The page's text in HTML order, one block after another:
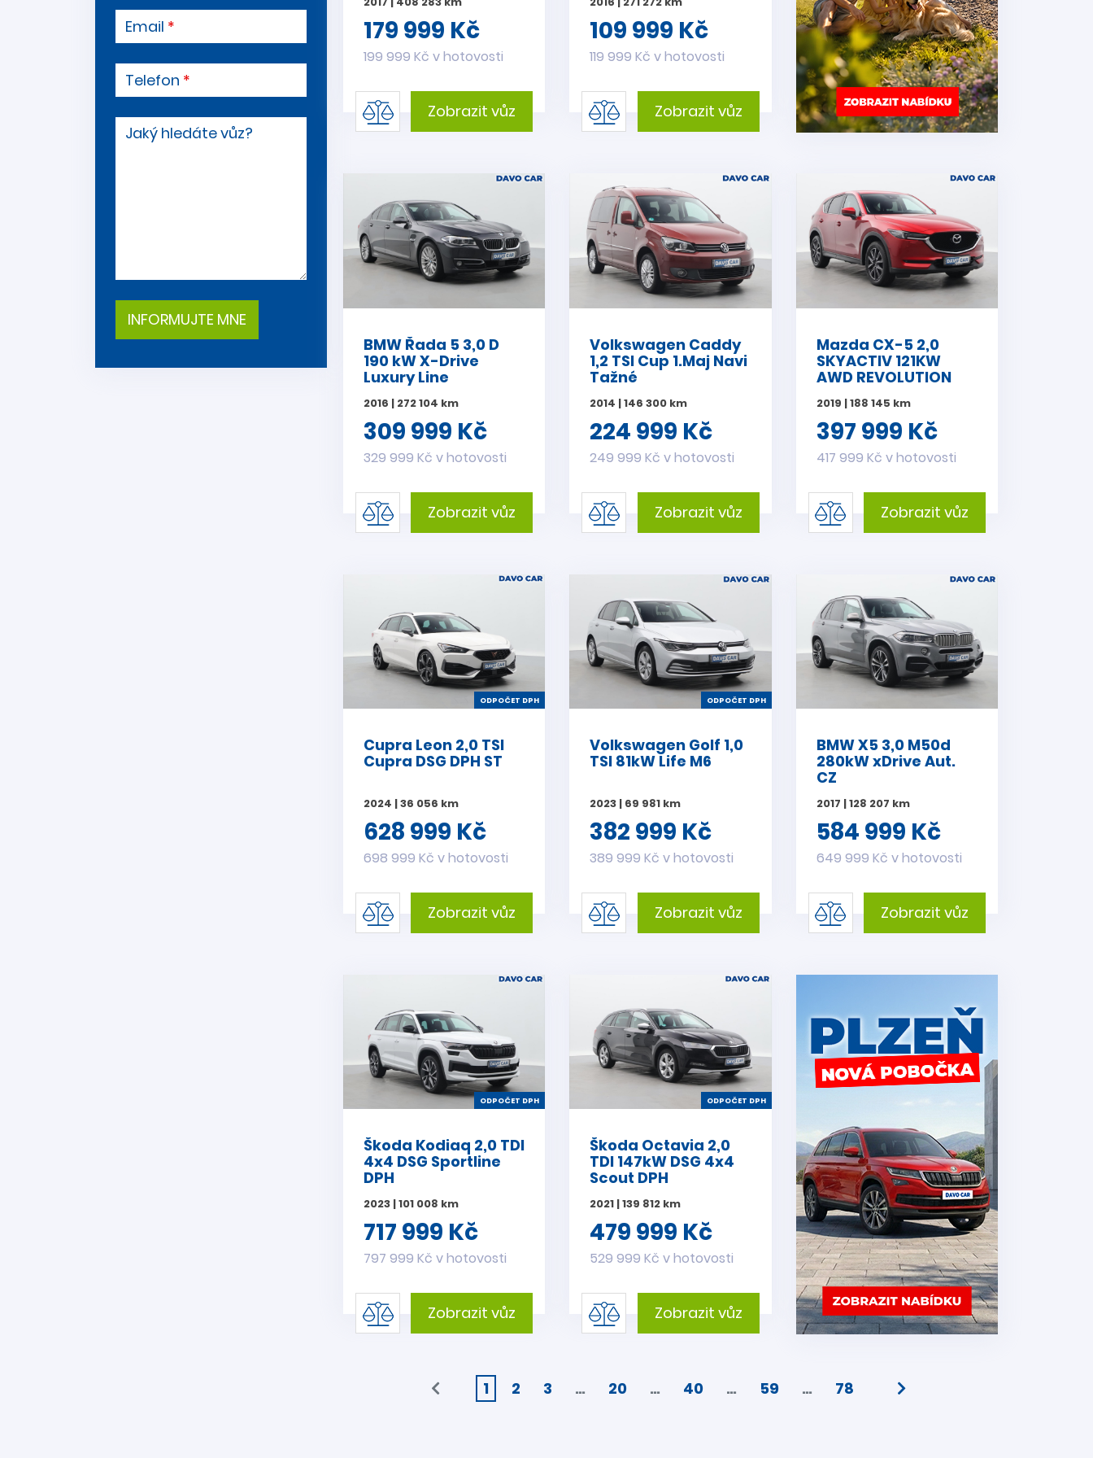
Email
Telefon
Jaký hledáte vůz?
179 999 Kč
199 999 Kč v hotovosti
Zobrazit vůz
109 999 Kč
119 999 Kč v hotovosti
Zobrazit vůz
BMW Řada 5 3,0 D
190 kW X-Drive
Luxury Line
2016 | 272 104 km
309 999 Kč
329 999 Kč v hotovosti
Zobrazit vůz
Volkswagen Caddy
1,2 TSI Cup 1.Maj Navi
Tažné
2014 | 146 300 km
224 999 Kč
249 999 Kč v hotovosti
Zobrazit vůz
Mazda CX-5 2,0
SKYACTIV 121KW
AWD REVOLUTION
2019 | 188 145 km
397 999 Kč
417 999 Kč v hotovosti
Zobrazit vůz
ODPOČET DPH
Cupra Leon 2,0 TSI
Cupra DSG DPH ST
2024 | 36 056 km
628 999 Kč
698 999 Kč v hotovosti
Zobrazit vůz
ODPOČET DPH
Volkswagen Golf 1,0
TSI 81kW Life M6
2023 | 69 981 km
382 999 Kč
389 999 Kč v hotovosti
Zobrazit vůz
BMW X5 3,0 M50d
280kW xDrive Aut.
CZ
2017 | 128 207 km
584 999 Kč
649 999 Kč v hotovosti
Zobrazit vůz
ODPOČET DPH
Škoda Kodiaq 2,0 TDI
4x4 DSG Sportline
DPH
2023 | 101 008 km
717 999 Kč
797 999 Kč v hotovosti
Zobrazit vůz
ODPOČET DPH
Škoda Octavia 2,0
TDI 147kW DSG 4x4
Scout DPH
2021 | 139 812 km
479 999 Kč
529 999 Kč v hotovosti
Zobrazit vůz
1 2 3 … 20 … 40 … 59 … 78